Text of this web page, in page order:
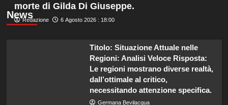
News
morte di Gilda Di Giuseppe.
Redazione 6 Agosto 2026 : 18:00
Titolo: Situazione Attuale nelle
Regioni: Analisi Veloce Risposta:
Le regioni mostrano diverse realtà,
dall’ottimale al critico,
necessitando attenzione specifica.
Germana Bevilacqua